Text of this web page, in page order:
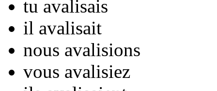
tu avalisais
il avalisait
nous avalisions
vous avalisiez